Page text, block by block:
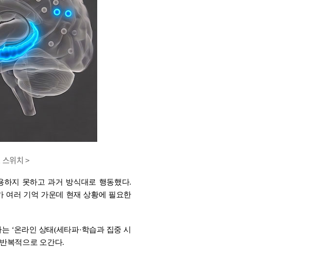
스위치 >
지 못하고 과거 방식대로 행동했다.
여러 기억 가운데 현재 상황에 필요한
‘온라인 상태(세타파·학습과 집중 시
복적으로 오간다.